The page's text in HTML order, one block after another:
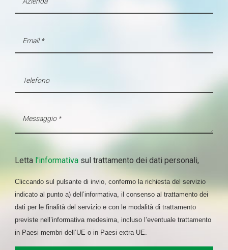
Letta l'informativasul trattamento dei dati personali,
Cliccando sul pulsante di invio, confermo la richiesta del servizio
indicato al punto a) dell’informativa, il consenso al trattamento dei
dati per le finalità del servizio e con le modalità di trattamento
previste nell’informativa medesima, incluso l’eventuale trattamento
in Paesi membri dell’UE o in Paesi extra UE.